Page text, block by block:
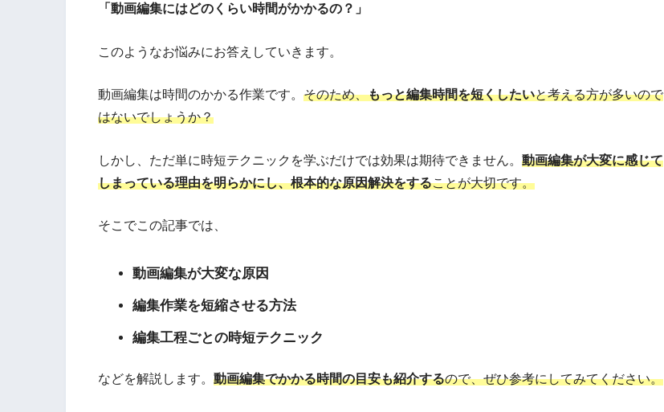
「動画編集にはどのくらい時間がかかるの？」
このようなお悩みにお答えしていきます。
動画編集は時間のかかる作業です。 そのため、もっと編集時間を短くしたいと考える方が多いので
はないでしょうか？
しかし、ただ単に時短テクニックを学ぶだけでは効果は期待できません。 動画編集が大変に感じて
しまっている理由を明らかにし、根本的な原因解決をすることが大切です。
そこでこの記事では、
動画編集が大変な原因
編集作業を短縮させる方法
編集工程ごとの時短テクニック
などを解説します。 動画編集でかかる時間の目安も紹介するので、ぜひ参考にしてみてください。